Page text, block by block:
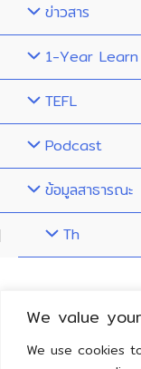
We value
We use cookies
ข่าวสาร
1-Year
TEFL
Podcast
ข้อมูลสาธารณะ
Th